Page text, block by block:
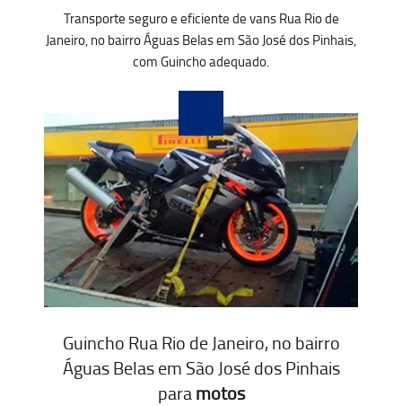
Transporte seguro e eficiente de vans Rua Rio de
Janeiro, no bairro Águas Belas em São José dos Pinhais,
com Guincho adequado.
Guincho Rua Rio de Janeiro, no bairro
Águas Belas em São José dos Pinhais
paramotos